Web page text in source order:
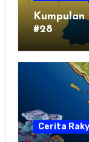
#28
Cerita